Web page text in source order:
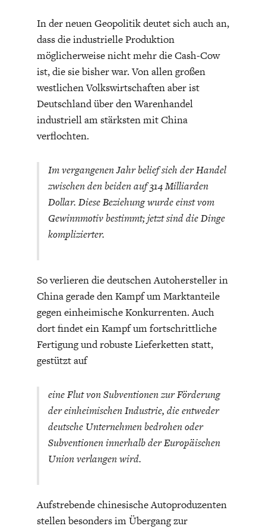
In der neuen Geopolitik deutet sich auch an,
dass die industrielle Produktion
möglicherweise nicht mehr die Cash-Cow
ist, die sie bisher war. Von allen großen
westlichen Volkswirtschaften aber ist
Deutschland über den Warenhandel
industriell am stärksten mit China
verflochten.
Im vergangenen Jahr belief sich der Handel
zwischen den beiden auf 314 Milliarden
Dollar. Diese Beziehung wurde einst vom
Gewinnmotiv bestimmt; jetzt sind die Dinge
komplizierter.
So verlieren die deutschen Autohersteller in
China gerade den Kampf um Marktanteile
gegen einheimische Konkurrenten. Auch
dort findet ein Kampf um fortschrittliche
Fertigung und robuste Lieferketten statt,
gestützt auf
eine Flut von Subventionen zur Förderung
der einheimischen Industrie, die entweder
deutsche Unternehmen bedrohen oder
Subventionen innerhalb der Europäischen
Union verlangen wird.
Aufstrebende chinesische Autoproduzenten
stellen besonders im Übergang zur